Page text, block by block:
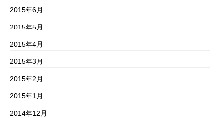
2015年6月
2015年5月
2015年4月
2015年3月
2015年2月
2015年1月
2014年12月